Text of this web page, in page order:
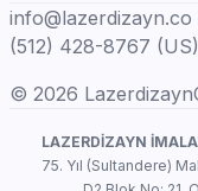
(512) 428-8767 (US)
© 2026
LAZERDİZAYN
75. Yıl (Sultandere)